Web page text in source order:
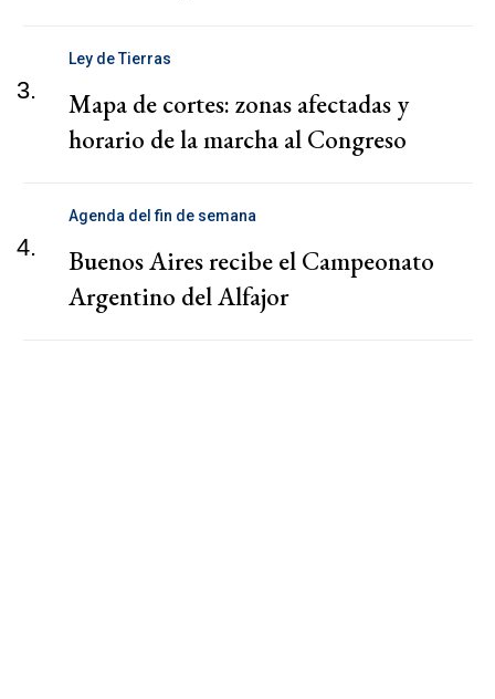
3.
Ley de Tierras
Mapa de cortes: zonas afectadas y
horario de la marcha al Congreso
4.
Agenda del fin de semana
Buenos Aires recibe el Campeonato
Argentino del Alfajor